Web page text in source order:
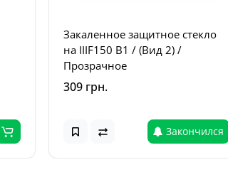
Закаленное защитное стекло
на IIIF150 B1 / (Вид 2) /
Прозрачное
309 грн.
Закончился